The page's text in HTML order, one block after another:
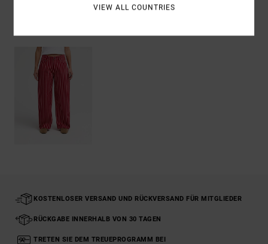
KOSTENLOSER VERSAND UND RÜCKVERSAND FÜR MITGLIEDER
RÜCKGABE INNERHALB VON 30 TAGEN
TRETEN SIE DEM TREUEPROGRAMM BEI
VIEW ALL COUNTRIES